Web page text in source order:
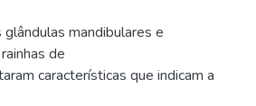
mandibulares e
de
características que indicam a